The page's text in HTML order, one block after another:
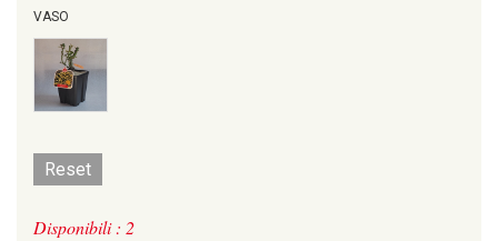
VASO
Reset
Disponibili : 2